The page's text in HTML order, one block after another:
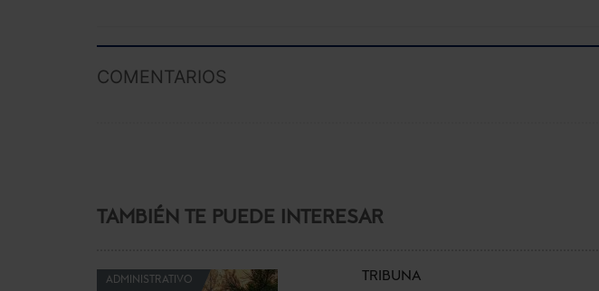
COMENTARIOS
TAMBIÉN TE PUEDE INTERESAR
ADMINISTRATIVO TRIBUNA